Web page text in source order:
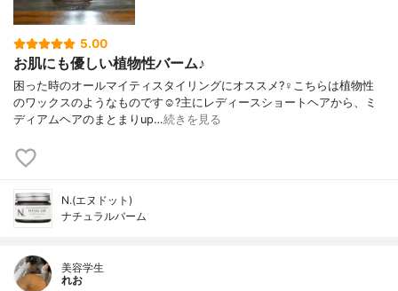
5.00
お肌にも優しい植物性バーム♪
困った時のオールマイティスタイリングにオススメ?‍♀️こちらは植物性
のワックスのようなものです☺️?主にレディースショートヘアから、ミ
ディアムヘアのまとまりup…続きを見る
N.(エヌドット)
ナチュラルバーム
美容学生
れお